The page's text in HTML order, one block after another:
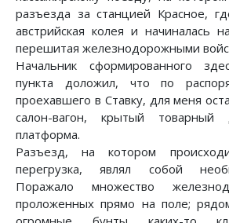
разъезда за станцией Красное,
австрийская колея и начиналась
перешитая железнодорожными
Начальник сформированного
пункта доложил, что по
проехавшего в Ставку, для меня
салон-вагон, крытый
платформа.
Разъезд, на котором
перегрузка, являл собой
Поражало множество
проложенных прямо на поле;